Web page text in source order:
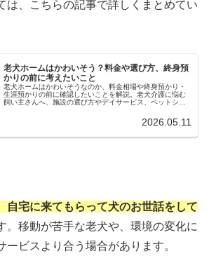
は、こちらの記事で詳しくまとめてい
老犬ホームはかわいそう？料金や選び方、終身預
かりの前に考えたいこと
老犬ホームはかわいそうなのか、料金相場や終身預かり・
生涯預かりの前に確認したいことを解説。老犬介護に悩む
飼い主さんへ、施設の選び方やデイサービス、ペットシッ
2026.05.11
自宅に来てもらって犬のお世話をして
。移動が苦手な老犬や、環境の変化に
ービスより合う場合があります。